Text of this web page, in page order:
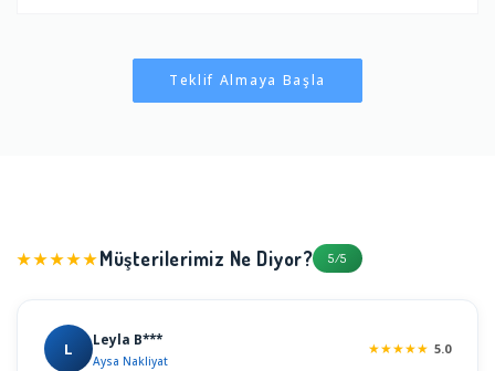
Teklif Almaya Başla
★★★★★Müşterilerimiz Ne Diyor? 5/5
L Leyla B***
Aysa Nakliyat
★★★★★ 5.0